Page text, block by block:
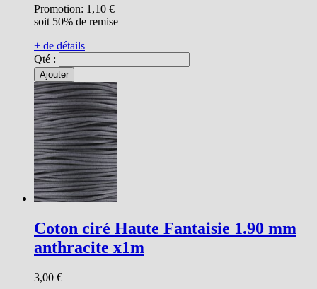
Promotion: 1,10 €
soit 50% de remise
+ de détails
Qté :
Ajouter
Coton ciré Haute Fantaisie 1.90 mm
anthracite x1m
3,00 €